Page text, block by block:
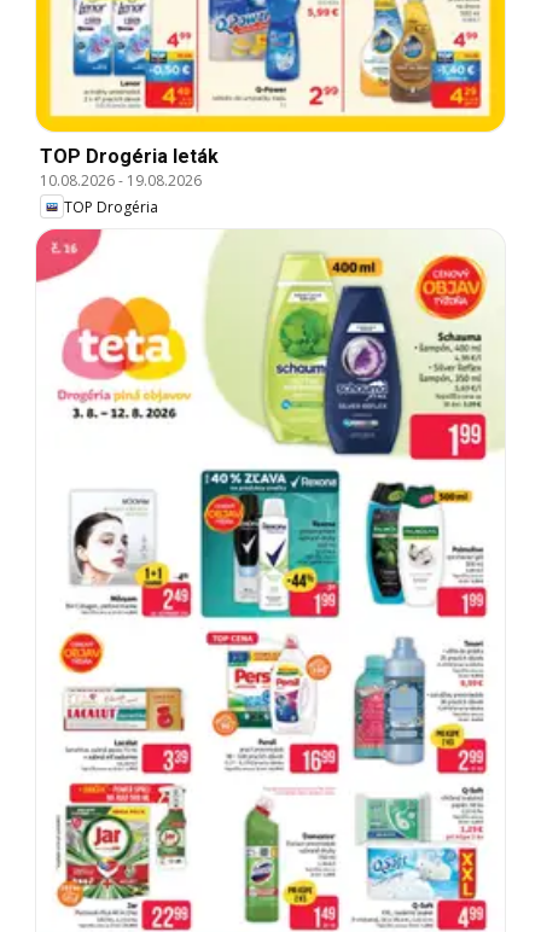
TOP Drogéria leták
10.08.2026- 19.08.2026
TOP Drogéria